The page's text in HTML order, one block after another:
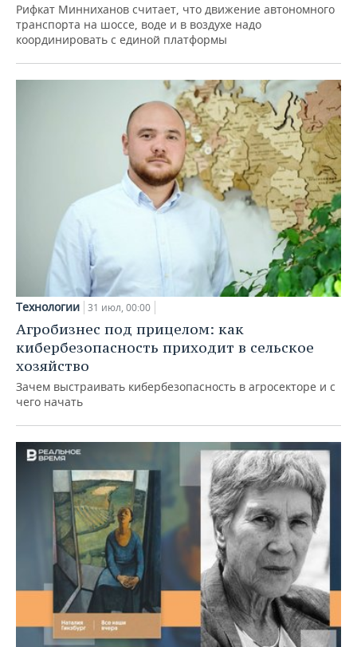
Рифкат Минниханов считает, что движение автономного
транспорта на шоссе, воде и в воздухе надо
координировать с единой платформы
Технологии 31 июл, 00:00
Агробизнес под прицелом: как
кибербезопасность приходит в сельское
хозяйство
Зачем выстраивать кибербезопасность в агросекторе и с
чего начать